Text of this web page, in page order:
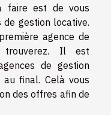
faire est de vous
gestion locative.
agence de
trouverez. Il est
de gestion
final. Celà vous
des offres afin de